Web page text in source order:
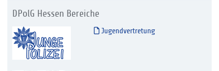
DPolG Hessen Bereiche
Jugendvertretung